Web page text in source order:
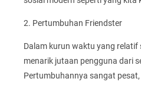
2. Pertumbuhan Friendster
Dalam kurun waktu yang
menarik jutaan pengguna dari
Pertumbuhannya sangat